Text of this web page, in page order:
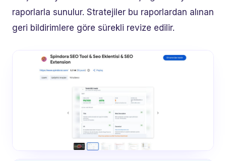
raporlarla sunulur. Stratejiler bu raporlardan alınan
geri bildirimlere göre sürekli revize edilir.